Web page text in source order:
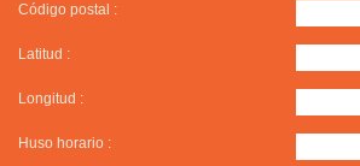
Código postal :
Latitud :
Longitud :
Huso horario :